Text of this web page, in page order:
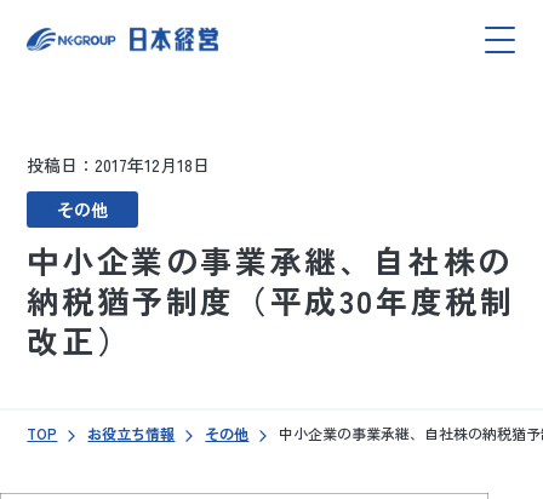
投稿日：2017年12月18日
その他
中小企業の事業承継、自社株の
納税猶予制度（平成30年度税制
改正）
TOP お役立ち情報 その他 中小企業の事業承継、自社株の納税猶